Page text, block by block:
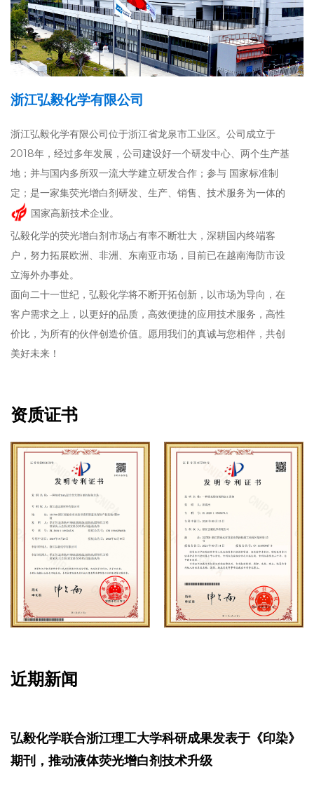
浙江弘毅化学有限公司
浙江弘毅化学有限公司位于浙江省龙泉市工业区。公司成立于
2018年，经过多年发展，公司建设好一个研发中心、两个生产基
地；并与国内多所双一流大学建立研发合作；参与 国家标准制
定；是一家集荧光增白剂研发、生产、销售、技术服务为一体的
国家高新技术企业。
弘毅化学的荧光增白剂市场占有率不断壮大，深耕国内终端客
户，努力拓展欧洲、非洲、东南亚市场，目前已在越南海防市设
立海外办事处。
面向二十一世纪，弘毅化学将不断开拓创新，以市场为导向，在
客户需求之上，以更好的品质，高效便捷的应用技术服务，高性
价比，为所有的伙伴创造价值。愿用我们的真诚与您相伴，共创
美好未来！
资质证书
近期新闻
弘毅化学联合浙江理工大学科研成果发表于《印染》
期刊，推动液体荧光增白剂技术升级